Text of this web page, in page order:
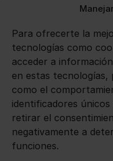
Para ofrecerte la
tecnologías como
acceder a
en estas tecnologías,
como el
identificadores
retirar el
negativamente a
funciones.
VINOS
Avisos legales
Aviso legal
Política de privacidad